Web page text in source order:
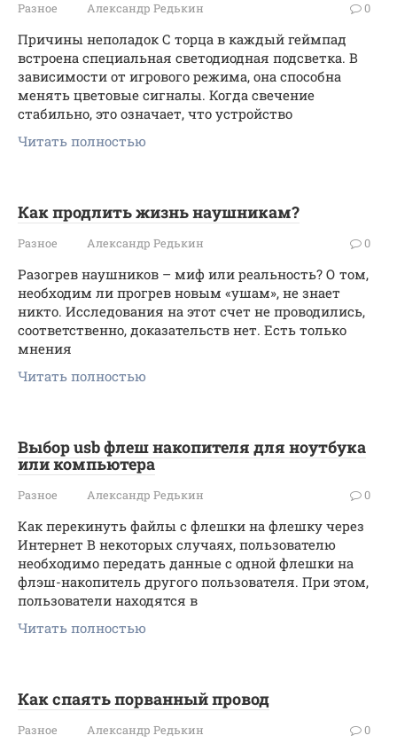
Разное Александр Редькин 0
Причины неполадок С торца в каждый геймпад
встроена специальная светодиодная подсветка. В
зависимости от игрового режима, она способна
менять цветовые сигналы. Когда свечение
стабильно, это означает, что устройство
Читать полностью
Как продлить жизнь наушникам?
Разное Александр Редькин 0
Разогрев наушников – миф или реальность? О том,
необходим ли прогрев новым «ушам», не знает
никто. Исследования на этот счет не проводились,
соответственно, доказательств нет. Есть только
мнения
Читать полностью
Выбор usb флеш накопителя для ноутбука
или компьютера
Разное Александр Редькин 0
Как перекинуть файлы с флешки на флешку через
Интернет В некоторых случаях, пользователю
необходимо передать данные с одной флешки на
флэш-накопитель другого пользователя. При этом,
пользователи находятся в
Читать полностью
Как спаять порванный провод
Разное Александр Редькин 0